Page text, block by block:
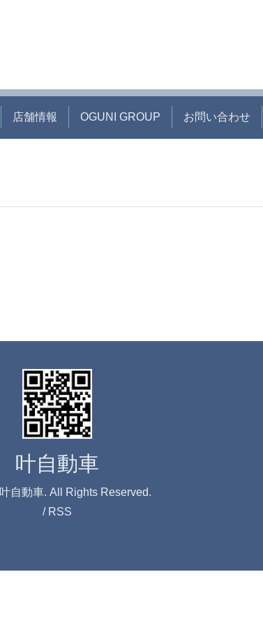
店舗情報 OGUNI GROUP お問い合わせ
叶自動車
叶自動車. All Rights Reserved.
/ RSS